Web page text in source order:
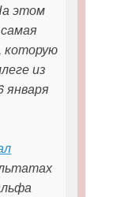
этом
из
января